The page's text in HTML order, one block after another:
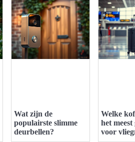
Wat zijn de
populairste slimme
deurbellen?
Welke
het
voor